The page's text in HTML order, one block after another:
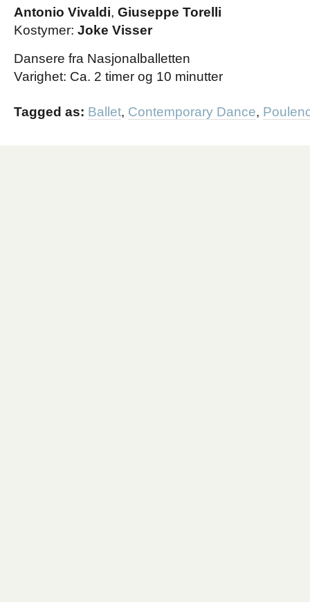
Antonio Vivaldi, Giuseppe Torelli
Kostymer: Joke Visser
Dansere fra Nasjonalballetten
Varighet: Ca. 2 timer og 10 minutter
Tagged as: Ballet, Contemporary Dance,